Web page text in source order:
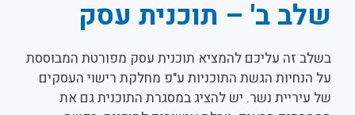
שלב ב' – תוכנית עסק
בשלב זה עליכם להמציא תוכנית עסק מפורטת המבוססת
על הנחיות הגשת התוכניות ע"פ מחלקת רישוי העסקים
של עיריית נשר. יש להציג במסגרת התוכנית גם את